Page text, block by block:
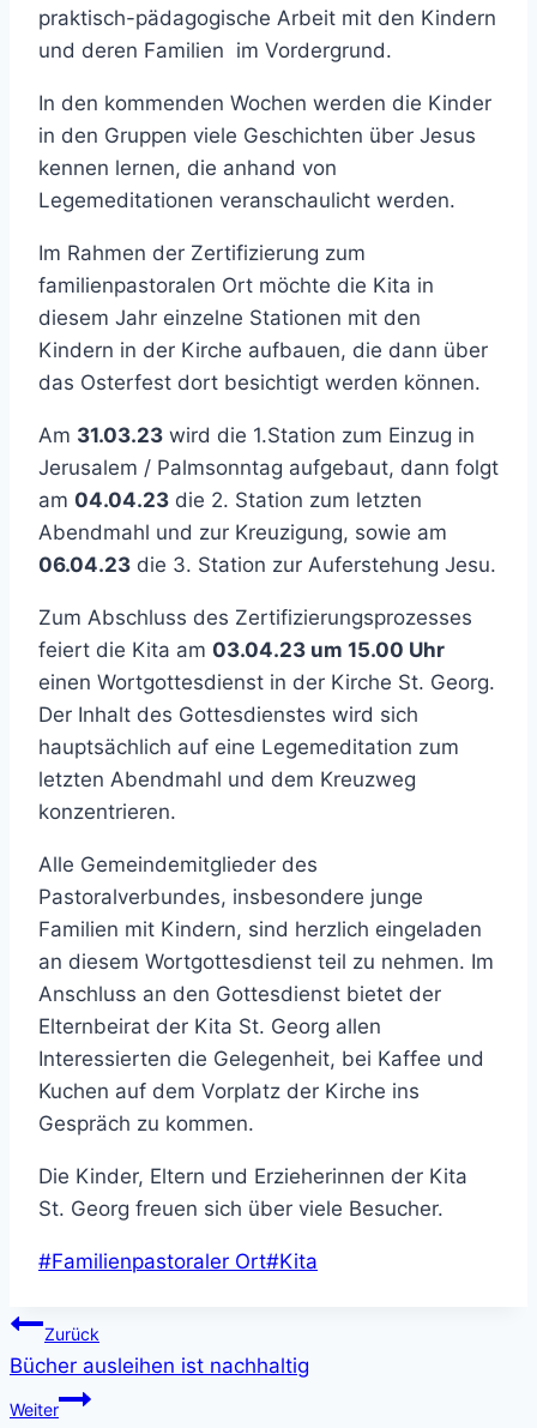
praktisch-pädagogische Arbeit mit den Kindern
und deren Familien im Vordergrund.
In den kommenden Wochen werden die Kinder
in den Gruppen viele Geschichten über Jesus
kennen lernen, die anhand von
Legemeditationen veranschaulicht werden.
Im Rahmen der Zertifizierung zum
familienpastoralen Ort möchte die Kita in
diesem Jahr einzelne Stationen mit den
Kindern in der Kirche aufbauen, die dann über
das Osterfest dort besichtigt werden können.
Am 31.03.23 wird die 1.Station zum Einzug in
Jerusalem / Palmsonntag aufgebaut, dann folgt
am 04.04.23 die 2. Station zum letzten
Abendmahl und zur Kreuzigung, sowie am
06.04.23 die 3. Station zur Auferstehung Jesu.
Zum Abschluss des Zertifizierungsprozesses
feiert die Kita am 03.04.23 um 15.00 Uhr
einen Wortgottesdienst in der Kirche St. Georg.
Der Inhalt des Gottesdienstes wird sich
hauptsächlich auf eine Legemeditation zum
letzten Abendmahl und dem Kreuzweg
konzentrieren.
Alle Gemeindemitglieder des
Pastoralverbundes, insbesondere junge
Familien mit Kindern, sind herzlich eingeladen
an diesem Wortgottesdienst teil zu nehmen. Im
Anschluss an den Gottesdienst bietet der
Elternbeirat der Kita St. Georg allen
Interessierten die Gelegenheit, bei Kaffee und
Kuchen auf dem Vorplatz der Kirche ins
Gespräch zu kommen.
Die Kinder, Eltern und Erzieherinnen der Kita
St. Georg freuen sich über viele Besucher.
Schlagworte:
#Familienpastoraler Ort#Kita
Beitragsnavigation
Zurück
Bücher ausleihen ist nachhaltig
Weiter